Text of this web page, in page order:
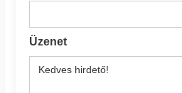
Üzenet